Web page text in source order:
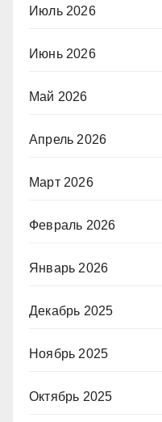
Июль 2026
Июнь 2026
Май 2026
Апрель 2026
Март 2026
Февраль 2026
Январь 2026
Декабрь 2025
Ноябрь 2025
Октябрь 2025